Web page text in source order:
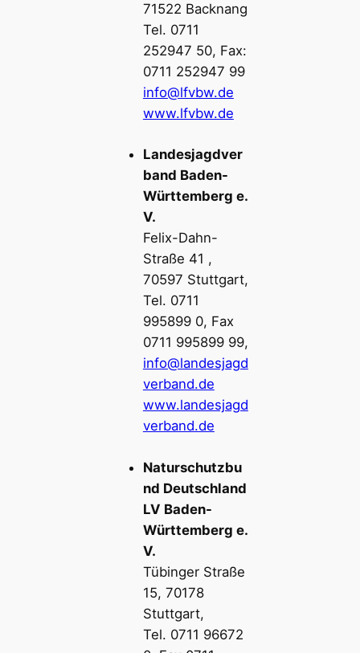
71522 Backnang
Tel. 0711
252947 50, Fax:
0711 252947 99
info@lfvbw.de
www.lfvbw.de
Landesjagdver
band Baden-
Württemberg e.
V.
Felix-Dahn-
Straße 41 ,
70597 Stuttgart,
Tel. 0711
995899 0, Fax
0711 995899 99,
info@landesjagd
verband.de
www.landesjagd
verband.de
Naturschutzbu
nd Deutschland
LV Baden-
Württemberg e.
V.
Tübinger Straße
15, 70178
Stuttgart,
Tel. 0711 96672